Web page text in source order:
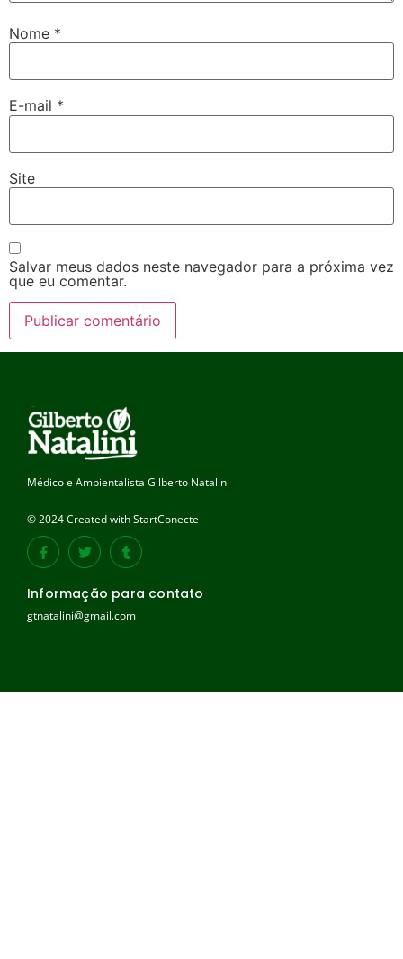
Nome *
E-mail *
Site
Salvar meus dados neste navegador para a próxima vez
que eu comentar.
Médico e Ambientalista Gilberto Natalini
© 2024 Created with StartConecte
Informação para contato
gtnatalini@gmail.com